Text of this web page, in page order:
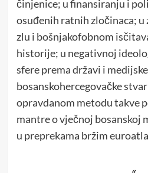
činjenice; u finansiranju i
osuđenih ratnih zločinaca; u
zlu i bošnjakofobnom
historije; u negativnoj
sfere prema državi i
bosanskohercegovačke
opravdanom metodu takve
mantre o vječnoj
u preprekama bržim